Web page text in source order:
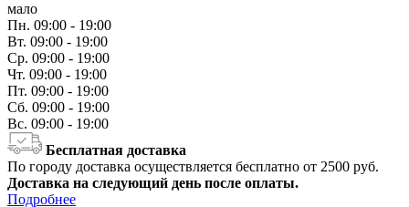
мало
Пн. 09:00 - 19:00
Вт. 09:00 - 19:00
Ср. 09:00 - 19:00
Чт. 09:00 - 19:00
Пт. 09:00 - 19:00
Сб. 09:00 - 19:00
Вс. 09:00 - 19:00
Бесплатная доставка
По городу доставка осуществляется бесплатно от 2500 руб.
Доставка на следующий день после оплаты.
Подробнее